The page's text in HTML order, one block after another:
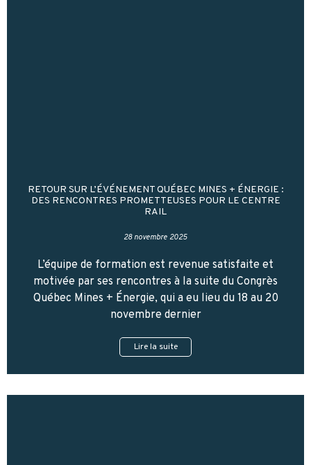
RETOUR SUR L’ÉVÉNEMENT QUÉBEC MINES + ÉNERGIE :
DES RENCONTRES PROMETTEUSES POUR LE CENTRE
RAIL
28 novembre 2025
L’équipe de formation est revenue satisfaite et
motivée par ses rencontres à la suite du Congrès
Québec Mines + Énergie, qui a eu lieu du 18 au 20
novembre dernier
Lire la suite